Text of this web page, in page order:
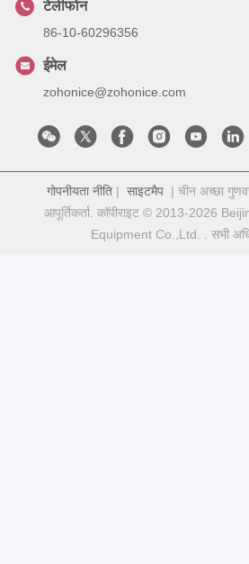
टेलीफोन
86-10-60296356
ईमेल
zohonice@zohonice.com
गोपनीयता नीति | साइटमैप | चीन अच्छा
आपूर्तिकर्ता. कॉपीराइट © 2013-2026
Equipment Co.,Ltd. . सभी